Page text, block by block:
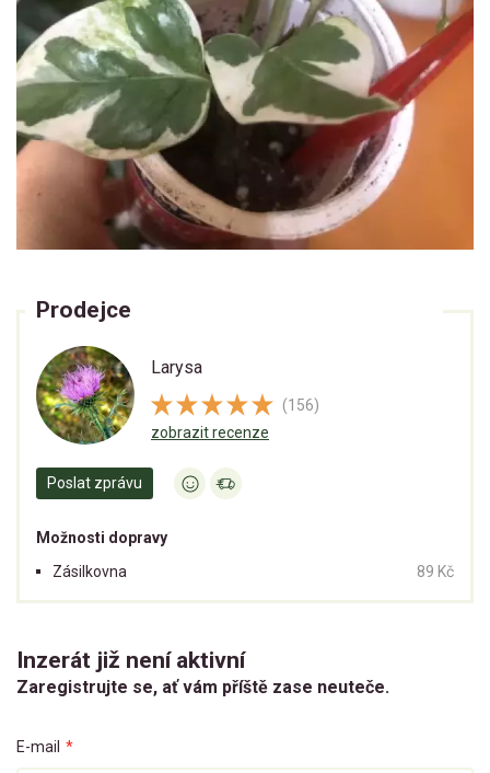
Prodejce
Larysa
(156)
zobrazit recenze
Poslat zprávu
Možnosti dopravy
Zásilkovna
89 Kč
Inzerát již není aktivní
Zaregistrujte se, ať vám příště zase neuteče.
E-mail *